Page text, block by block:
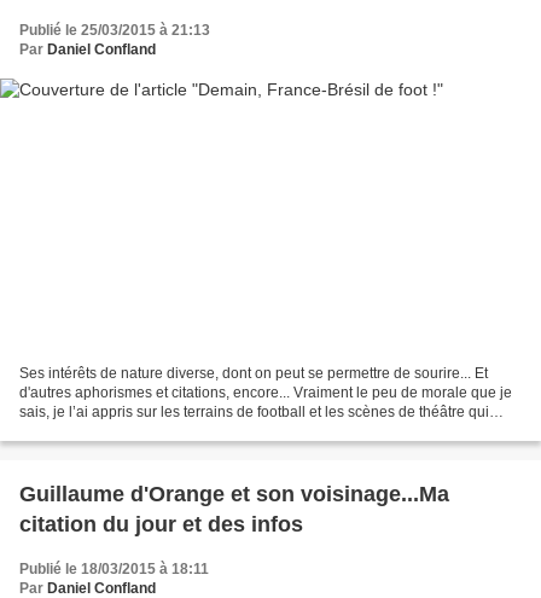
Publié le 25/03/2015 à 21:13
Par Daniel Confland
Ses intérêts de nature diverse, dont on peut se permettre de sourire... Et
d'autres aphorismes et citations, encore... Vraiment le peu de morale que je
sais, je l’ai appris sur les terrains de football et les scènes de théâtre qui
Guillaume d'Orange et son voisinage...Ma
citation du jour et des infos
Publié le 18/03/2015 à 18:11
Par Daniel Confland